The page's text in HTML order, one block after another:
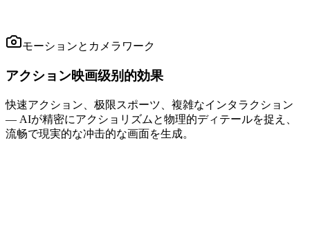
モーションとカメラワーク
アクション映画级别的効果
快速アクション、极限スポーツ、複雑なインタラクション
— AIが精密にアクショリズムと物理的ディテールを捉え、
流畅で現実的な冲击的な画面を生成。